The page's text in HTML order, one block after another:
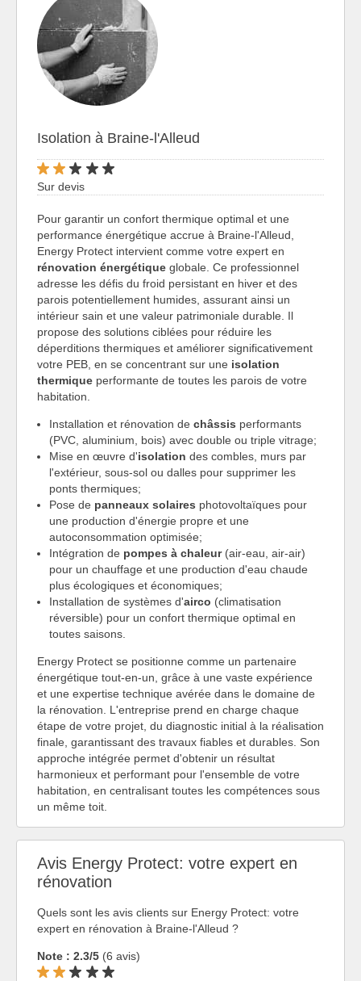
Isolation à Braine-l'Alleud
Sur devis
Pour garantir un confort thermique optimal et une
performance énergétique accrue à Braine-l'Alleud,
Energy Protect intervient comme votre expert en
rénovation énergétique globale. Ce professionnel
adresse les défis du froid persistant en hiver et des
parois potentiellement humides, assurant ainsi un
intérieur sain et une valeur patrimoniale durable. Il
propose des solutions ciblées pour réduire les
déperditions thermiques et améliorer significativement
votre PEB, en se concentrant sur une isolation
thermique performante de toutes les parois de votre
habitation.
Installation et rénovation de châssis performants
(PVC, aluminium, bois) avec double ou triple vitrage;
Mise en œuvre d'isolation des combles, murs par
l'extérieur, sous-sol ou dalles pour supprimer les
ponts thermiques;
Pose de panneaux solaires photovoltaïques pour
une production d'énergie propre et une
autoconsommation optimisée;
Intégration de pompes à chaleur(air-eau, air-air)
pour un chauffage et une production d'eau chaude
plus écologiques et économiques;
Installation de systèmes d'airco (climatisation
réversible) pour un confort thermique optimal en
toutes saisons.
Energy Protect se positionne comme un partenaire
énergétique tout-en-un, grâce à une vaste expérience
et une expertise technique avérée dans le domaine de
la rénovation. L'entreprise prend en charge chaque
étape de votre projet, du diagnostic initial à la réalisation
finale, garantissant des travaux fiables et durables. Son
approche intégrée permet d'obtenir un résultat
harmonieux et performant pour l'ensemble de votre
habitation, en centralisant toutes les compétences sous
un même toit.
Avis Energy Protect: votre expert en
rénovation
Quels sont les avis clients sur Energy Protect: votre
expert en rénovation à Braine-l'Alleud ?
Note : 2.3/5 (6 avis)